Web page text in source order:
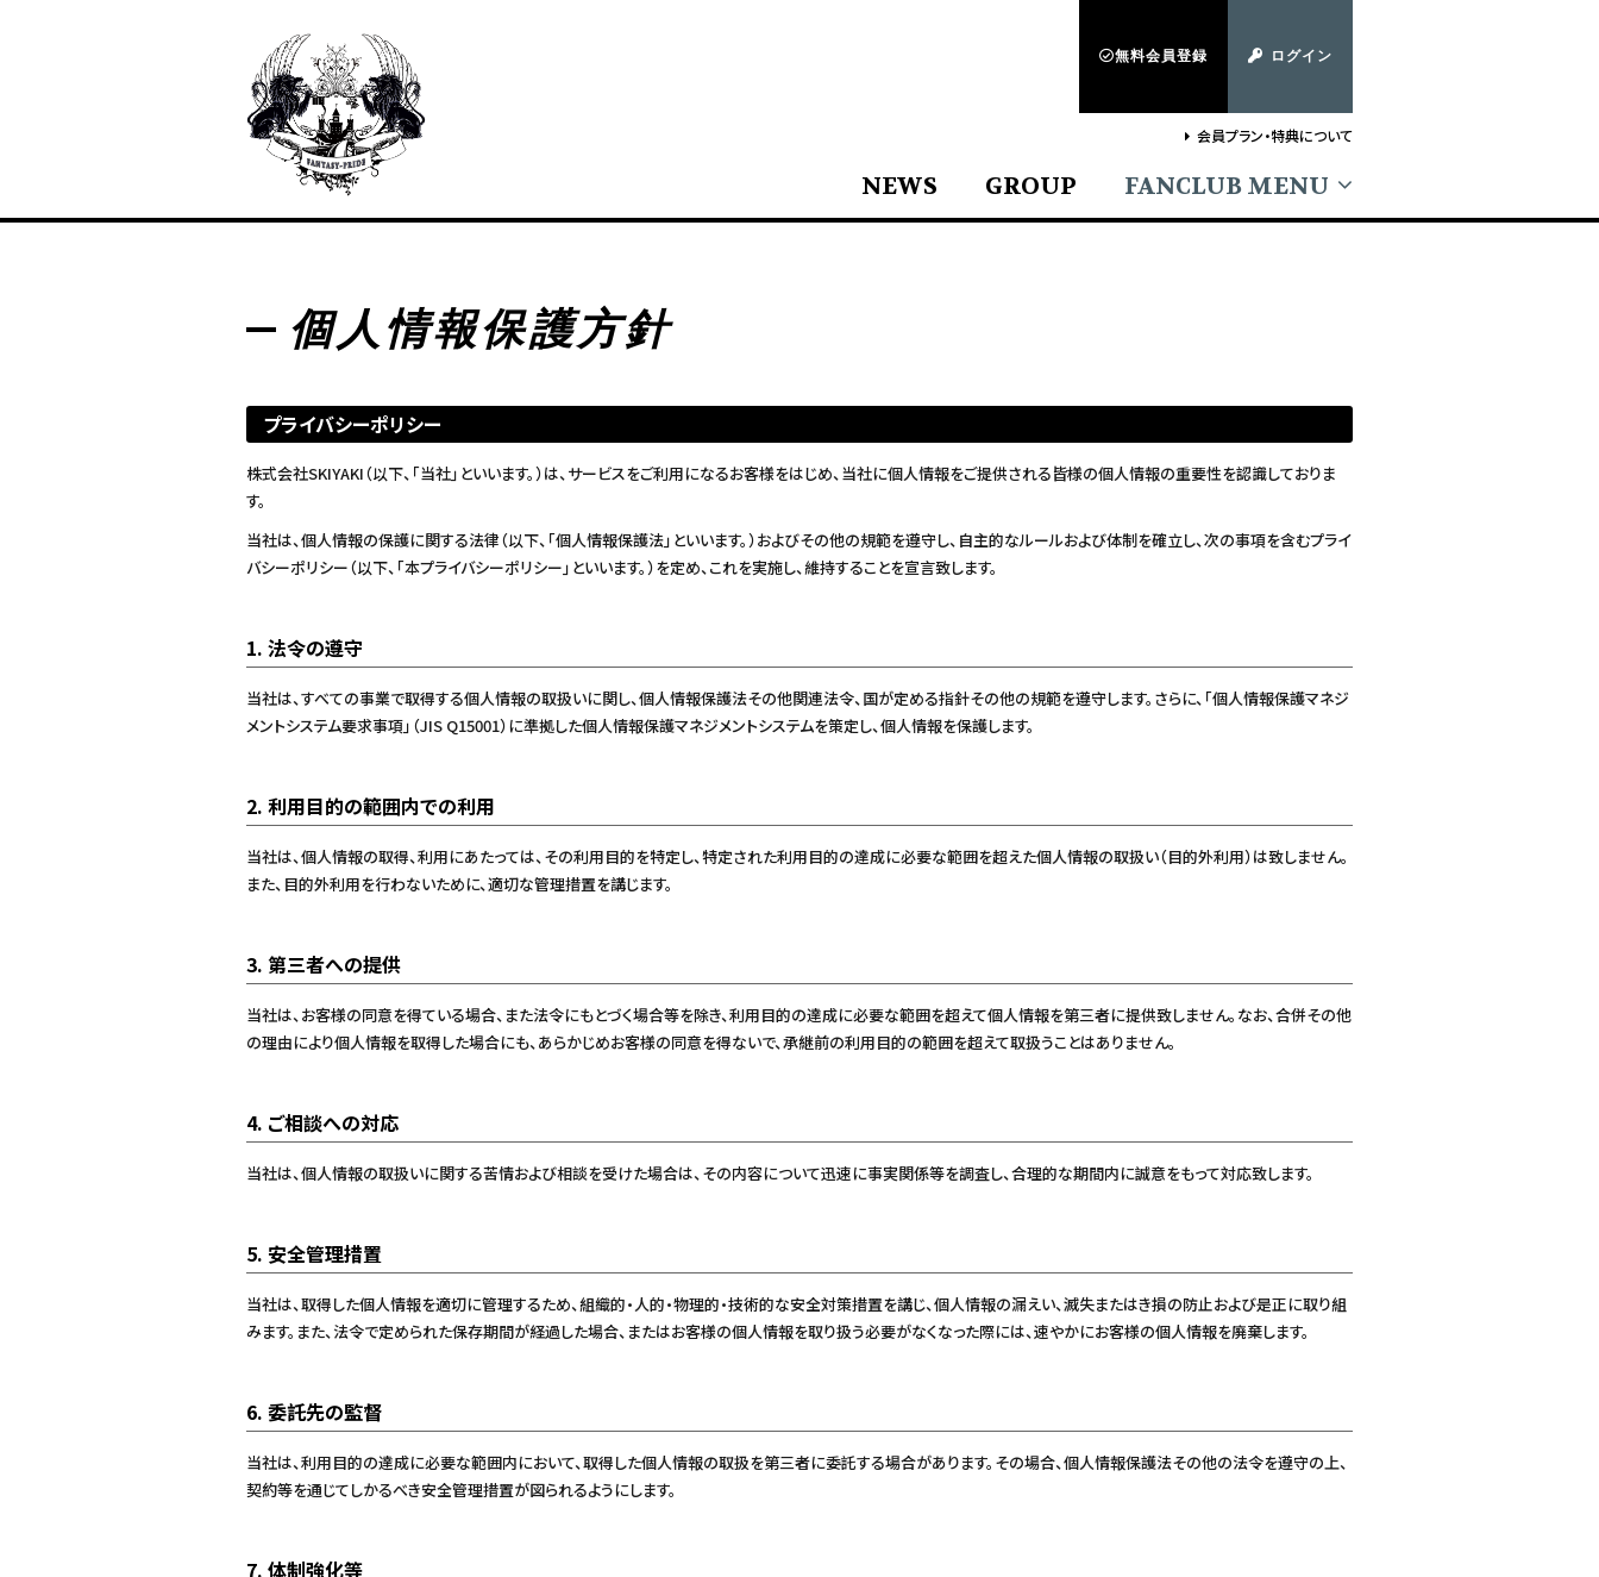
無料会員登録 ログイン
会員プラン・特典について
NEWS GROUP FANCLUB MENU
個人情報保護方針
プライバシーポリシー
株式会社SKIYAKI（以下、「当社」といいます。）は、サービスをご利用になるお客様をはじめ、当社に個人情報をご提供される皆様の個人情報の重要性を認識しておりま
す。
当社は、個人情報の保護に関する法律（以下、「個人情報保護法」といいます。）およびその他の規範を遵守し、自主的なルールおよび体制を確立し、次の事項を含むプライ
バシーポリシー（以下、「本プライバシーポリシー」といいます。）を定め、これを実施し、維持することを宣言致します。
1. 法令の遵守
当社は、すべての事業で取得する個人情報の取扱いに関し、個人情報保護法その他関連法令、国が定める指針その他の規範を遵守します。さらに、「個人情報保護マネジ
メントシステム要求事項」（JIS Q15001）に準拠した個人情報保護マネジメントシステムを策定し、個人情報を保護します。
2. 利用目的の範囲内での利用
当社は、個人情報の取得、利用にあたっては、その利用目的を特定し、特定された利用目的の達成に必要な範囲を超えた個人情報の取扱い（目的外利用）は致しません。
また、目的外利用を行わないために、適切な管理措置を講じます。
3. 第三者への提供
当社は、お客様の同意を得ている場合、また法令にもとづく場合等を除き、利用目的の達成に必要な範囲を超えて個人情報を第三者に提供致しません。なお、合併その他
の理由により個人情報を取得した場合にも、あらかじめお客様の同意を得ないで、承継前の利用目的の範囲を超えて取扱うことはありません。
4. ご相談への対応
当社は、個人情報の取扱いに関する苦情および相談を受けた場合は、その内容について迅速に事実関係等を調査し、合理的な期間内に誠意をもって対応致します。
5. 安全管理措置
当社は、取得した個人情報を適切に管理するため、組織的・人的・物理的・技術的な安全対策措置を講じ、個人情報の漏えい、滅失またはき損の防止および是正に取り組
みます。また、法令で定められた保存期間が経過した場合、またはお客様の個人情報を取り扱う必要がなくなった際には、速やかにお客様の個人情報を廃棄します。
6. 委託先の監督
当社は、利用目的の達成に必要な範囲内において、取得した個人情報の取扱を第三者に委託する場合があります。その場合、個人情報保護法その他の法令を遵守の上、
契約等を通じてしかるべき安全管理措置が図られるようにします。
7. 体制強化等